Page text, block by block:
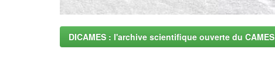
DICAMES : l'archive scientifique ouverte du CAMES